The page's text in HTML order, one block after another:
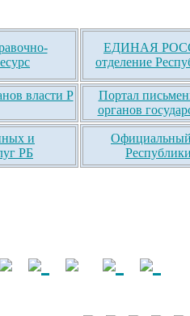
ЕДИНАЯ
отделение
власти Р
Портал
органов
и
РБ
Официальный